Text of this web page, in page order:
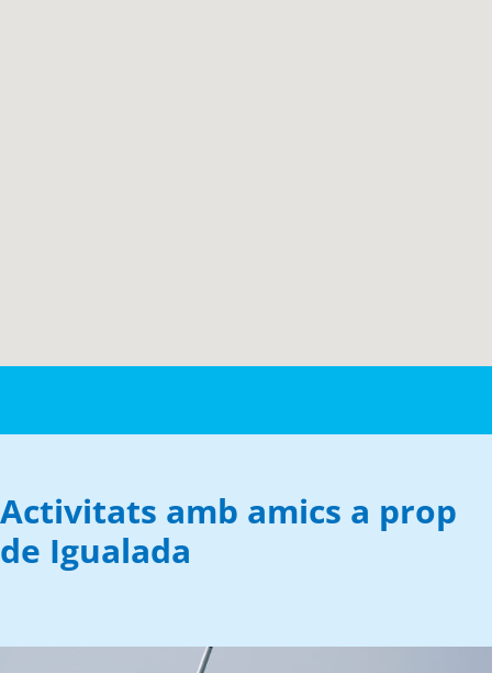
Activitats amb amics a prop
de Igualada